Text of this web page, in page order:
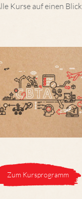
Kurse auf einen Blick
Zum Kursprogramm